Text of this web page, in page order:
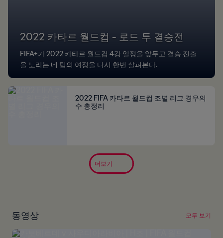
2022 카타르 월드컵 - 로드 투 결승전
FIFA+가 2022 카타르 월드컵 4강 일정을 앞두고 결승 진출
을 노리는 네 팀의 여정을 다시 한번 살펴본다.
2022 FIFA 카타르 월드컵 조별 리그 경우의
수 총정리
더보기
동영상 모두 보기